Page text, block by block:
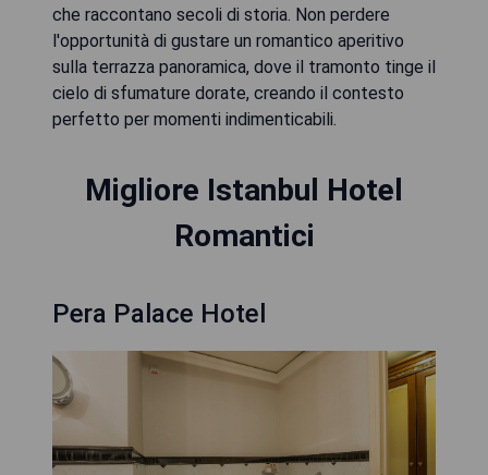
che raccontano secoli di storia. Non perdere
l'opportunità di gustare un romantico aperitivo
sulla terrazza panoramica, dove il tramonto tinge il
cielo di sfumature dorate, creando il contesto
perfetto per momenti indimenticabili.
Migliore Istanbul Hotel
Romantici
Pera Palace Hotel